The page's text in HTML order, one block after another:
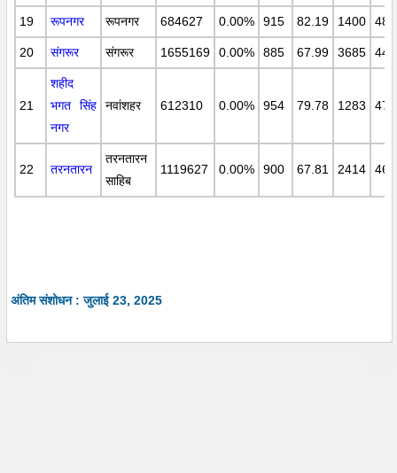
19 रूपनगर रूपनगर 684627 0.00% 915 82.19 1400 488
20 संगरूर संगरूर 1655169 0.00% 885 67.99 3685 449
21
शहीद
भगत सिंह
नगर
नवांशहर 612310 0.00% 954 79.78 1283 479
22 तरनतारन
तरनतारन
साहिब
1119627 0.00% 900 67.81 2414 464
अंतिम संशोधन : जुलाई 23, 2025